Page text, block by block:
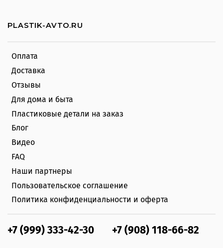
Оплата
Доставка
Отзывы
Для дома и быта
Пластиковые детали на заказ
Блог
Видео
FAQ
Наши партнеры
Пользовательское соглашение
Политика конфиденциальности и оферта
+7 (999) 333-42-30 +7 (908) 118-66-82
PLASTIK-AVTO.RU